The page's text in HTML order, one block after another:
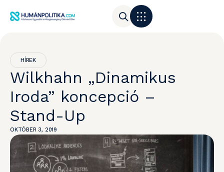
HÍREK
Wilkhahn „Dinamikus
Iroda” koncepció –
Stand-Up
OKTÓBER 3, 2019